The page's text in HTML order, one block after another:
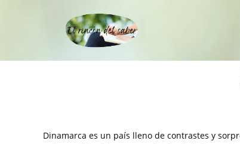
Dinamarca es un país lleno de contrastes y